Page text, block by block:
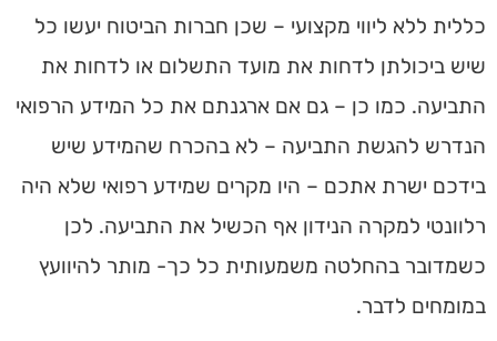
כללית ללא ליווי מקצועי – שכן חברות הביטוח יעשו כל
שיש ביכולתן לדחות את מועד התשלום או לדחות את
התביעה. כמו כן – גם אם ארגנתם את כל המידע הרפואי
הנדרש להגשת התביעה – לא בהכרח שהמידע שיש
בידכם ישרת אתכם – היו מקרים שמידע רפואי שלא היה
רלוונטי למקרה הנידון אף הכשיל את התביעה. לכן
כשמדובר בהחלטה משמעותית כל כך- מותר להיוועץ
במומחים לדבר.